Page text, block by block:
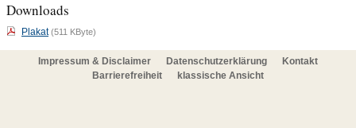
Downloads
Plakat (511 KByte)
Impressum & Disclaimer Datenschutzerklärung
Kontakt
Barrierefreiheit
klassische Ansicht